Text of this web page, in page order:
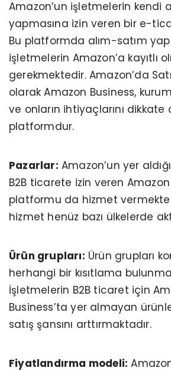
Amazon’un işletmelerin kendi
yapmasına izin veren bir e-
Bu platformda alım-satım
işletmelerin Amazon’a kayıtlı
gerekmektedir. Amazon’da
olarak Amazon Business,
ve onların ihtiyaçlarını dikkate
platformdur.
Pazarlar: Amazon’un yer
B2B ticarete izin veren
platformu da hizmet
hizmet henüz bazı ülkelerde
Ürün grupları: Ürün grupları
herhangi bir kısıtlama
İşletmelerin B2B ticaret için
Business’ta yer almayan
satış şansını arttırmaktadır.
Fiyatlandırma modeli: